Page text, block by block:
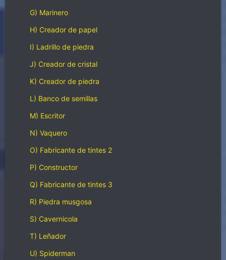
G) Marinero
H) Creador de papel
I) Ladrillo de piedra
J) Creador de cristal
K) Creador de piedra
L) Banco de semillas
M) Escritor
N) Vaquero
O) Fabricante de tintes 2
P) Constructor
Q) Fabricante de tintes 3
R) Piedra musgosa
S) Cavernicola
T) Leñador
U) Spiderman